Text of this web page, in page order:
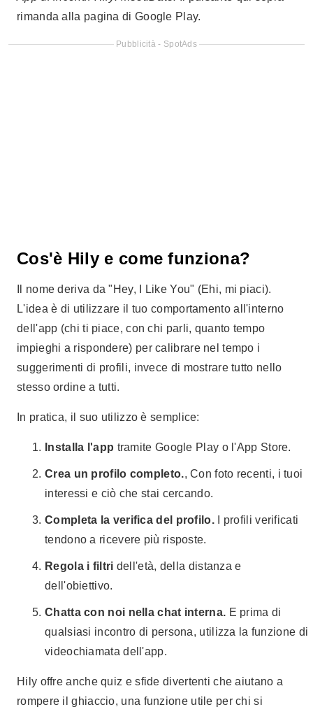
rimanda alla pagina di Google Play.
Pubblicità - SpotAds
Cos'è Hily e come funziona?
Il nome deriva da "Hey, I Like You" (Ehi, mi piaci).
L'idea è di utilizzare il tuo comportamento all'interno
dell'app (chi ti piace, con chi parli, quanto tempo
impieghi a rispondere) per calibrare nel tempo i
suggerimenti di profili, invece di mostrare tutto nello
stesso ordine a tutti.
In pratica, il suo utilizzo è semplice:
Installa l'app tramite Google Play o l'App Store.
Crea un profilo completo., Con foto recenti, i tuoi
interessi e ciò che stai cercando.
Completa la verifica del profilo.I profili verificati
tendono a ricevere più risposte.
Regola i filtri dell'età, della distanza e
dell'obiettivo.
Chatta con noi nella chat interna. E prima di
qualsiasi incontro di persona, utilizza la funzione di
videochiamata dell'app.
Hily offre anche quiz e sfide divertenti che aiutano a
rompere il ghiaccio, una funzione utile per chi si